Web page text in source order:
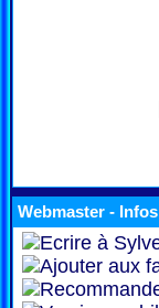
Webmaster - Infos